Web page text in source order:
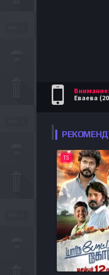
Внимание:
Еваева
TS